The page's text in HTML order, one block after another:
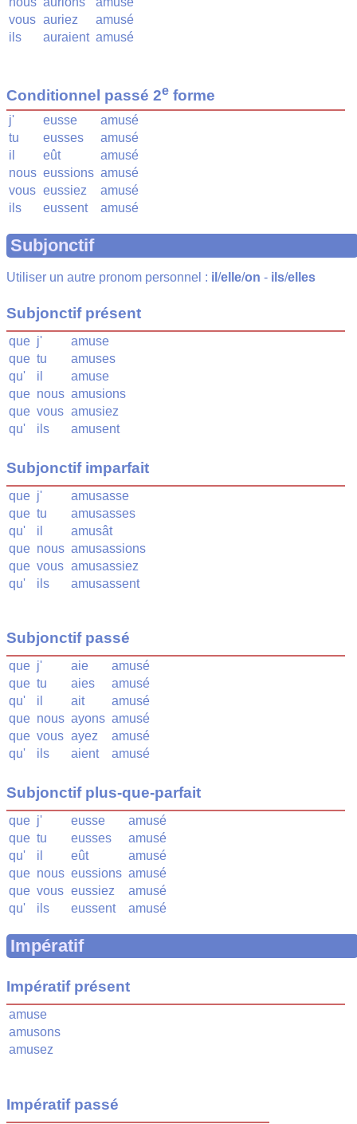
vous auriez
amusé
ils
auraient amusé
Conditionnel passé 2e forme
j' eusse
amusé
tu
eusses
amusé
il
eût
amusé
nous eussions amusé
vous eussiez
amusé
ils
eussent amusé
Subjonctif
Utiliser un autre pronom personnel : il /elle/on - ils/elles
Subjonctif présent
que j'
amuse
que tu
amuses
qu'
il
amuse
que nous amusions
que vous amusiez
qu'
ils amusent
Subjonctif imparfait
que j'
amusasse
que tu
amusasses
qu'
il
amusât
que nous amusassions
que vous amusassiez
qu'
ils amusassent
Subjonctif passé
que j' aie
amusé
que tu aies
amusé
qu'
il ait
amusé
que nous ayons amusé
que vous ayez
amusé
qu'
ils aient amusé
Subjonctif plus-que-parfait
que j' eusse
amusé
que tu eusses
amusé
qu'
il eût
amusé
que nous eussions amusé
que vous eussiez
amusé
qu'
ils eussent amusé
Impératif
Impératif présent
amuse
amusons
amusez
Impératif passé